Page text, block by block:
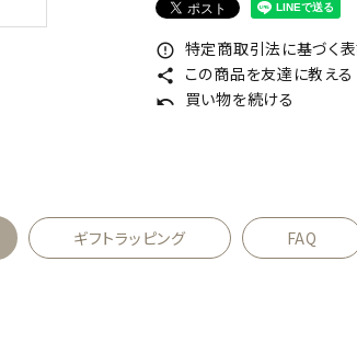
error_outline 特定商取引法に基づく
share この商品を友達に教える
undo 買い物を続ける
ギフトラッピング FAQ